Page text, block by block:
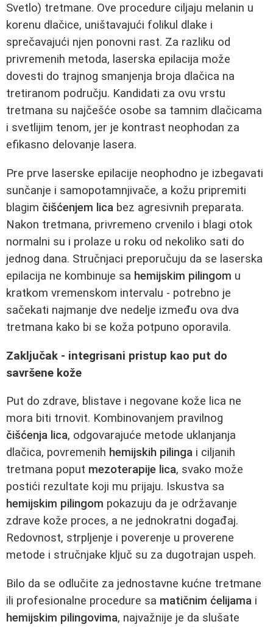
Svetlo) tretmane. Ove procedure ciljaju melanin u
korenu dlačice, uništavajući folikul dlake i
sprečavajući njen ponovni rast. Za razliku od
privremenih metoda, laserska epilacija može
dovesti do trajnog smanjenja broja dlačica na
tretiranom području. Kandidati za ovu vrstu
tretmana su najčešće osobe sa tamnim dlačicama
i svetlijim tenom, jer je kontrast neophodan za
efikasno delovanje lasera.
Pre prve laserske epilacije neophodno je izbegavati
sunčanje i samopotamnjivače, a kožu pripremiti
blagim čišćenjem lica bez agresivnih preparata.
Nakon tretmana, privremeno crvenilo i blagi otok
normalni su i prolaze u roku od nekoliko sati do
jednog dana. Stručnjaci preporučuju da se laserska
epilacija ne kombinuje sa hemijskim pilingom u
kratkom vremenskom intervalu - potrebno je
sačekati najmanje dve nedelje između ova dva
tretmana kako bi se koža potpuno oporavila.
Zaključak - integrisani pristup kao put do
savršene kože
Put do zdrave, blistave i negovane kože lica ne
mora biti trnovit. Kombinovanjem pravilnog
čišćenja lica, odgovarajuće metode uklanjanja
dlačica, povremenih hemijskih pilinga i ciljanih
tretmana poput mezoterapije lica, svako može
postići rezultate koji mu prijaju. Iskustva sa
hemijskim pilingom pokazuju da je održavanje
zdrave kože proces, a ne jednokratni događaj.
Redovnost, strpljenje i poverenje u proverene
metode i stručnjake ključ su za dugotrajan uspeh.
Bilo da se odlučite za jednostavne kućne tretmane
ili profesionalne procedure sa matičnim ćelijama i
hemijskim pilingovima, najvažnije je da slušate